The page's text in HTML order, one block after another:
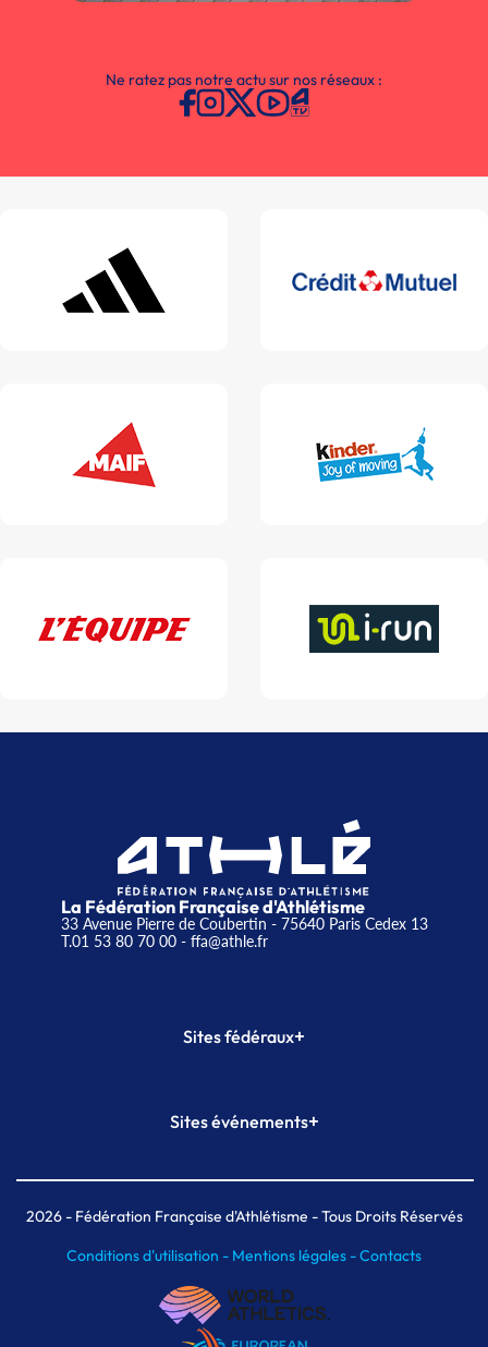
Ne ratez pas notre actu sur nos réseaux :
La Fédération Française d'Athlétisme
33 Avenue Pierre de Coubertin - 75640 Paris Cedex 13
T.01 53 80 70 00- ffa@athle.fr
Sites fédéraux+
Plateforme Formation
Sites événements+
Meeting de Paris indoor
MAIF Ekiden de Paris
2026- Fédération Française d'Athlétisme - Tous Droits Réservés
Conditions d'utilisation - Mentions légales -Contacts